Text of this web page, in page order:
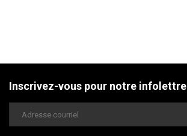
Inscrivez-vous pour notre infolettre